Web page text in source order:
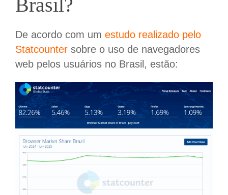
Brasil?
De acordo com um estudo realizado pelo
Statcountersobre o uso de navegadores
web pelos usuários no Brasil, estão: